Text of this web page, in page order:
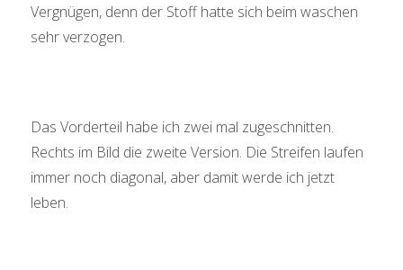
Vergnügen, denn der Stoff hatte sich beim waschen
sehr verzogen.
Das Vorderteil habe ich zwei mal zugeschnitten.
Rechts im Bild die zweite Version. Die Streifen laufen
immer noch diagonal, aber damit werde ich jetzt
leben.